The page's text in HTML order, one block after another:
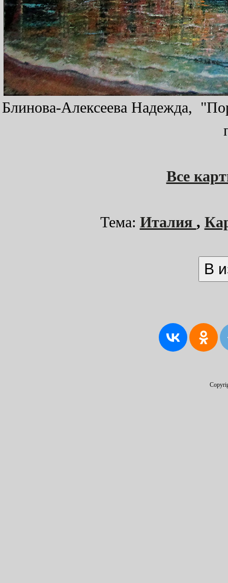
Блинова-Алексеева Надежда,
Все
Тема: Италия ,